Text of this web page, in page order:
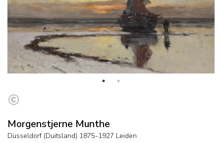
Morgenstjerne Munthe
Düsseldorf (Duitsland) 1875-1927 Leiden